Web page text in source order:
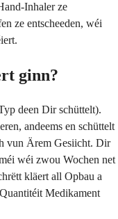
Inhaler ze
ze entscheeden, wéi
ginn?
deen Dir schüttelt).
andeems en schüttelt
vun Ärem Gesiicht. Dir
wéi zwou Wochen net
kläert all Opbau a
Medikament